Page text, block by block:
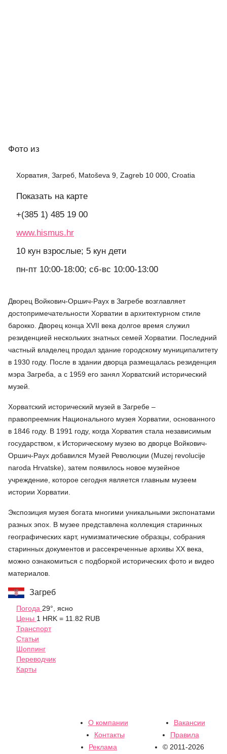
Фото из
Хорватия, Загреб, Matoševa 9, Zagreb 10 000, Croatia
Показать на карте
+(385 1) 485 19 00
www.hismus.hr
10 кун взрослые; 5 кун дети
пн-пт 10:00-18:00; сб-вс 10:00-13:00
Дворец Войкович-Оршич-Раух в Загребе возглавляет
достопримечательности Хорватии в архитектурном стиле
барокко. Дворец конца XVII века долгое время служил
резиденцией нескольких знатных семей Хорватии. Последний
частный владелец продал здание городскому муниципалитету
в 1930 году. После в здании дворца размещалась резиденция
мэра Загреба, а с 1959 его занял Хорватский исторический
музей.
Хорватский исторический музей в Загребе –
правопреемник Национального музея Хорватии, основанного
в 1846 году. В 1991 году, когда Хорватия стала независимым
государством, к Историческому музею во дворце Войкович-
Оршич-Раух добавился Музей Революции (Muzej revolucije
naroda Hrvatske), затем появилось новое музейное
учреждение, которое сегодня является главным музеем
истории Хорватии.
Экспозиция музея богата многими уникальными экспонатами
разных эпох. В музее представлена коллекция старинных
географических карт, нумизматические образцы, собрания
старинных документов и рассекреченные архивы XX века,
можно ознакомиться с подборкой исторических фото и видео
материалов.
Загреб
Погода 29°, ясно
Цены 1 HRK = 11.82 RUB
Транспорт
Статьи
Шоппинг
Переводчик
Карты
О компании
Вакансии
Контакты
Правила
Реклама
© 2011-2026